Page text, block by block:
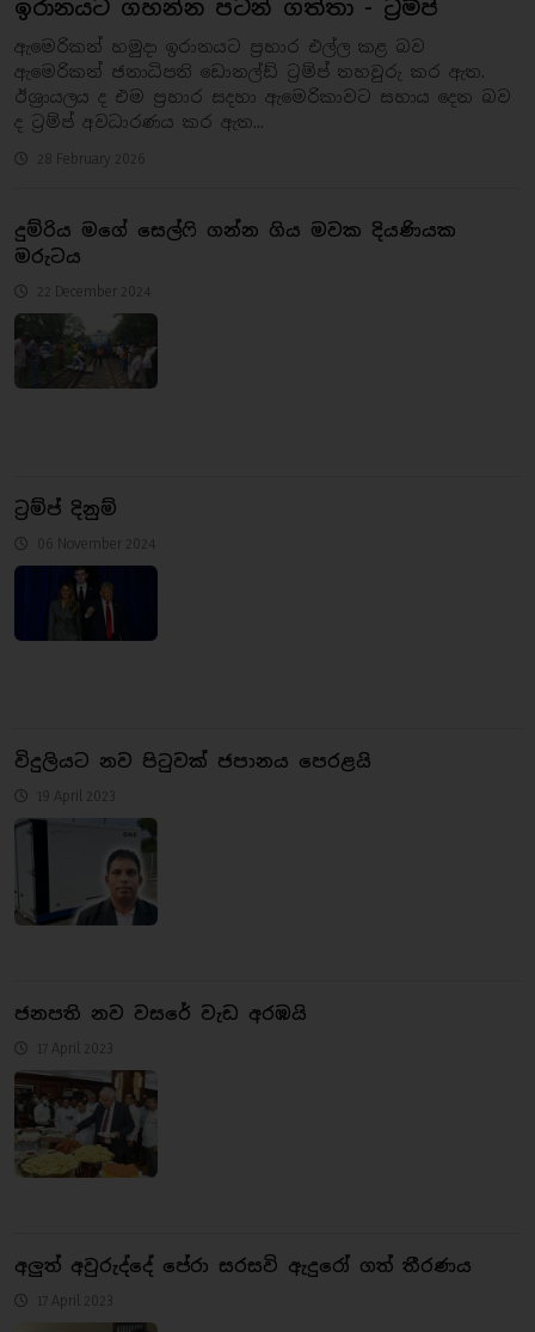
ඉරානයට ගහන්න පටන් ගත්තා - ට්‍රම්ප්
ඇමෙරිකන් හමුදා ඉරානයට ප්‍රහාර එල්ල කළ බව
ඇමෙරිකන් ජනාධිපති ඩොනල්ඩ් ට්‍රම්ප් තහවුරු කර ඇත.
ඊශ්‍රායලය ද එම ප්‍රහාර සදහා ඇමෙරිකාවට සහාය දෙන බව
ද ට්‍රම්ප් අවධාරණය කර ඇත...
28 February 2026
දුම්රිය මගේ සෙල්ෆි ගන්න ගිය මවක දියණියක
මරුටය
22 December 2024
ට්‍රම්ප් දිනුම්
06 November 2024
විදුලියට නව පිටුවක් ජපානය පෙරළයි
19 April 2023
ජනපති නව වසරේ වැඩ අරඹයි
17 April 2023
අලුත් අවුරුද්දේ පේරා සරසවි ඇදුරෝ ගත් තීරණය
17 April 2023